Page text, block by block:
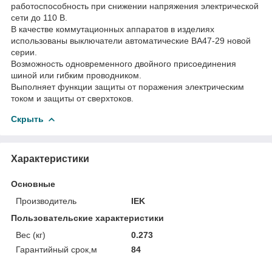
работоспособность при снижении напряжения электрической
сети до 110 В.
В качестве коммутационных аппаратов в изделиях
использованы выключатели автоматические ВА47-29 новой
серии.
Возможность одновременного двойного присоединения
шиной или гибким проводником.
Выполняет функции защиты от поражения электрическим
током и защиты от сверхтоков.
Скрыть
Характеристики
Основные
Производитель
IEK
Пользовательские характеристики
Вес (кг)
0.273
Гарантийный срок,м
84